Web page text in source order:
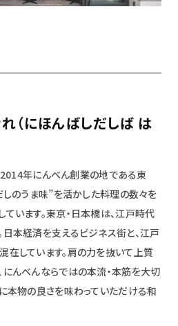
（にほんばしだしば は
2014年にんべん創業の地である東
しのうま味”を活かした料理の数々を
います。東京・日本橋は、江戸時代
本経済を支えるビジネス街と、江戸
在しています。肩の力を抜いて上質
んべんならではの本流・本筋を大切
本物の良さを味わっていただける和